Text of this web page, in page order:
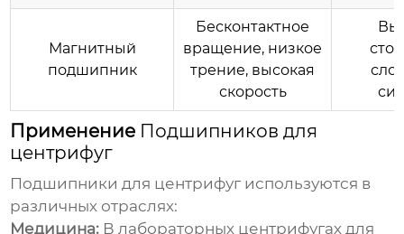
Магнитный
подшипник
Бесконтактное
вращение, низкое
трение, высокая
скорость
Применение Подшипников для
центрифуг
Подшипники для центрифуг используются в
различных отраслях:
Медицина: В лабораторных центрифугах для